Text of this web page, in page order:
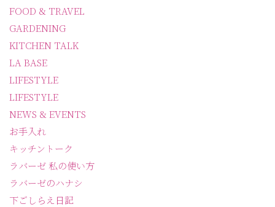
FOOD & TRAVEL
GARDENING
KITCHEN TALK
LA BASE
LIFESTYLE
LIFESTYLE
NEWS & EVENTS
お手入れ
キッチントーク
ラバーゼ 私の使い方
ラバーゼのハナシ
下ごしらえ日記